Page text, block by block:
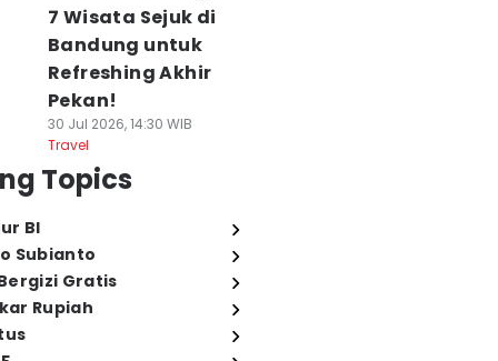
7 Wisata Sejuk di
Bandung untuk
Refreshing Akhir
Pekan!
30 Jul 2026, 14:30 WIB
Travel
Topics
BI
Subianto
Gratis
Rupiah